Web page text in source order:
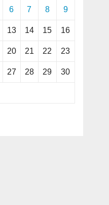
6 7 8 9
13 14 15 16
20 21 22 23
27 28 29 30